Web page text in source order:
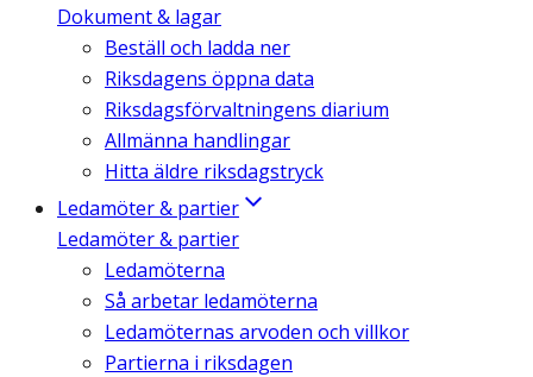
Dokument & lagar
Beställ och ladda ner
Riksdagens öppna data
Riksdagsförvaltningens diarium
Allmänna handlingar
Hitta äldre riksdagstryck
Ledamöter & partier
Ledamöter & partier
Ledamöterna
Så arbetar ledamöterna
Ledamöternas arvoden och villkor
Partierna i riksdagen